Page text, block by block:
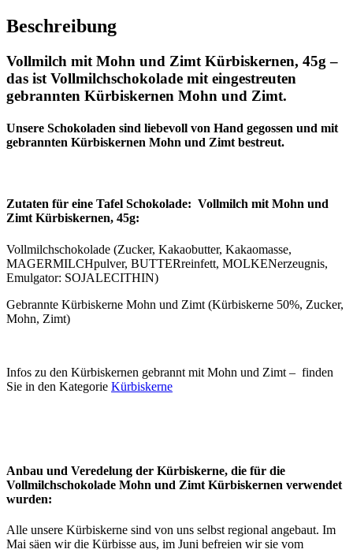
Beschreibung
Vollmilch mit Mohn und Zimt Kürbiskernen, 45g –
das ist Vollmilchschokolade mit eingestreuten
gebrannten Kürbiskernen Mohn und Zimt.
Unsere Schokoladen sind liebevoll von Hand gegossen und mit
gebrannten Kürbiskernen Mohn und Zimt bestreut.
Zutaten für eine Tafel Schokolade: Vollmilch mit Mohn und
Zimt Kürbiskernen, 45g:
Vollmilchschokolade (Zucker, Kakaobutter, Kakaomasse,
MAGERMILCHpulver, BUTTERreinfett, MOLKENerzeugnis,
Emulgator: SOJALECITHIN)
Gebrannte Kürbiskerne Mohn und Zimt (Kürbiskerne 50%, Zucker,
Mohn, Zimt)
Infos zu den Kürbiskernen gebrannt mit Mohn und Zimt – finden
Sie in den Kategorie Kürbiskerne
Anbau und Veredelung der Kürbiskerne, die für die
Vollmilchschokolade Mohn und Zimt Kürbiskernen verwendet
wurden:
Alle unsere Kürbiskerne sind von uns selbst regional angebaut. Im
Mai säen wir die Kürbisse aus, im Juni befreien wir sie vom